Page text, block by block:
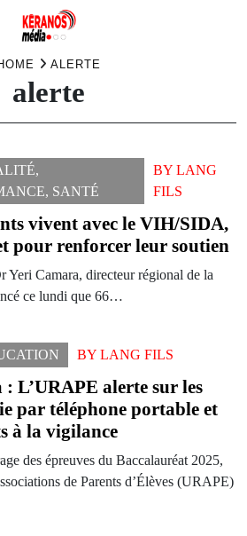
ALERTE
alerte
,
, SANTÉ
BY LANG
FILS
vivent avec le VIH/SIDA,
pour renforcer leur soutien
Yeri Camara, directeur régional de la
ce lundi que 66…
BY LANG FILS
L’URAPE alerte sur les
par téléphone portable et
à la vigilance
des épreuves du Baccalauréat 2025,
de Parents d’Élèves (URAPE)